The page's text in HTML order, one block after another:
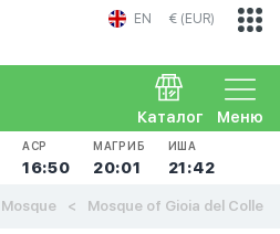
EN € (EUR)
Меню
Каталог
АСР
16:50
МАГРИБ
20:01
ИША
21:42
Mosque Mosque of Gioia del Colle